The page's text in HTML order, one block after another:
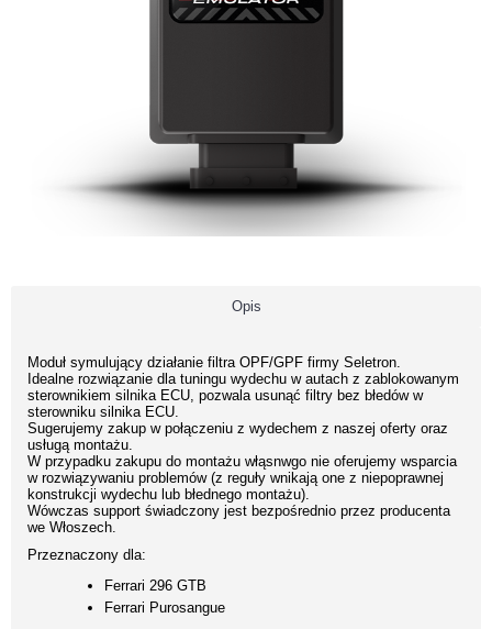
Opis
Moduł symulujący działanie filtra OPF/GPF firmy Seletron.
Idealne rozwiązanie dla tuningu wydechu w autach z zablokowanym
sterownikiem silnika ECU, pozwala usunąć filtry bez błedów w
sterowniku silnika ECU.
Sugerujemy zakup w połączeniu z wydechem z naszej oferty oraz
usługą montażu.
W przypadku zakupu do montażu włąsnwgo nie oferujemy wsparcia
w rozwiązywaniu problemów (z reguły wnikają one z niepoprawnej
konstrukcji wydechu lub błednego montażu).
Wówczas support świadczony jest bezpośrednio przez producenta
we Włoszech.
Przeznaczony dla:
Ferrari 296 GTB
Ferrari Purosangue